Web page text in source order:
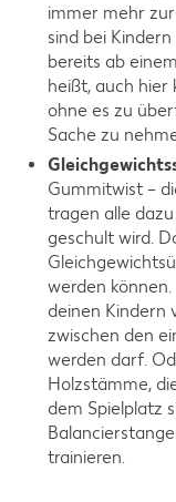
immer mehr zur
sind bei
bereits ab
heißt, auch hier
ohne es zu
Sache zu
Gummitwist –
tragen alle dazu
geschult wird.
werden
deinen Kindern
zwischen den
werden darf.
Holzstämme,
dem Spielplatz
trainieren.